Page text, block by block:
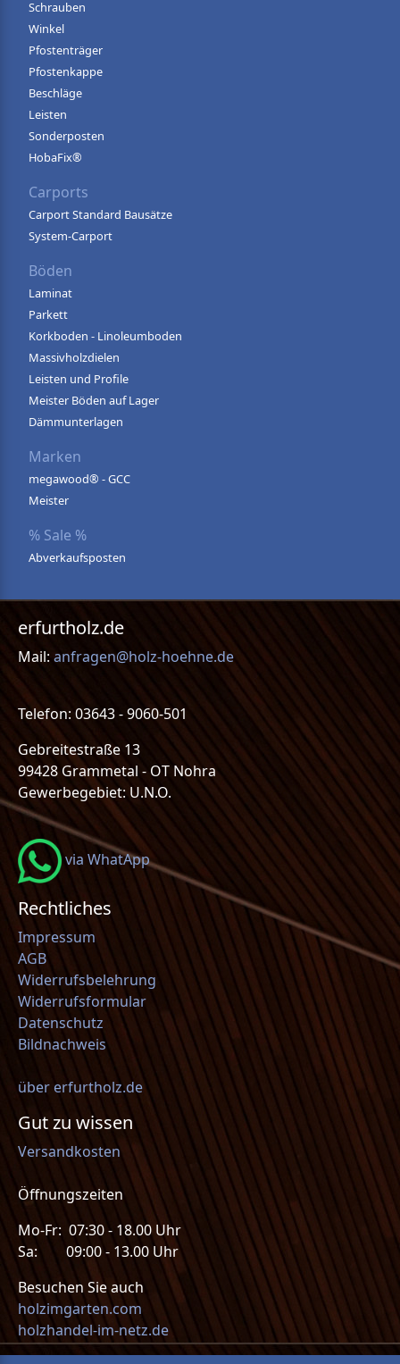
Schrauben
Winkel
Pfostenträger
Pfostenkappe
Beschläge
Leisten
Sonderposten
HobaFix®
Carports
Carport Standard Bausätze
System-Carport
Böden
Laminat
Parkett
Korkboden - Linoleumboden
Massivholzdielen
Leisten und Profile
Meister Böden auf Lager
Dämmunterlagen
Marken
megawood® - GCC
Meister
% Sale %
Abverkaufsposten
erfurtholz.de
Mail: anfragen@holz-hoehne.de
Telefon: 03643 - 9060-501
Gebreitestraße 13
99428 Grammetal - OT Nohra
Gewerbegebiet: U.N.O.
via WhatApp
Rechtliches
Impressum
AGB
Widerrufsbelehrung
Widerrufsformular
Datenschutz
Bildnachweis
über erfurtholz.de
Gut zu wissen
Versandkosten
Öffnungszeiten
Mo-Fr: 07:30 - 18.00 Uhr
Sa: 09:00 - 13.00 Uhr
Besuchen Sie auch
holzimgarten.com
holzhandel-im-netz.de